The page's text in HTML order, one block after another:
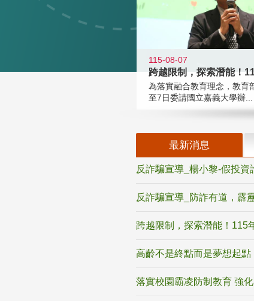
115-08-07
為落實融合教育理念，教育
至7日委請國立嘉義大學辦...
最新消息
反詐騙宣導_楊小黎-假投資
反詐騙宣導_防詐有道，霹
跨越限制，探索潛能！115
高齡不是終點而是夢想起
落實校園霸凌防制教育 強